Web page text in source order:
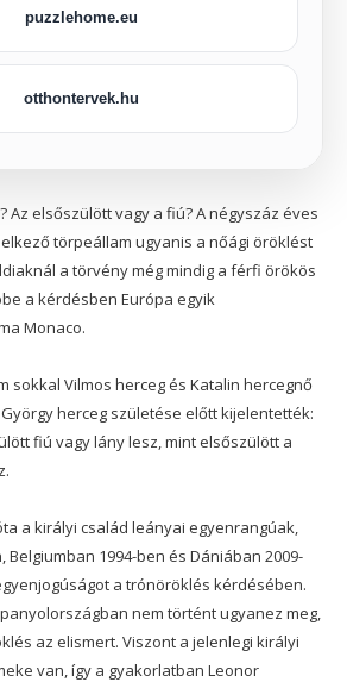
puzzlehome.eu
otthontervek.hu
Az elsőszülött vagy a fiú? A négyszáz éves
törpeállam ugyanis a nőági öröklést
a törvény még mindig a férfi örökös
a kérdésben Európa egyik
Monaco.
sokkal Vilmos herceg és Katalin hercegnő
herceg születése előtt kijelentették:
fiú vagy lány lesz, mint elsőszülött a
a királyi család leányai egyenrangúak,
Belgiumban 1994-ben és Dániában 2009-
a trónöröklés kérdésében.
nem történt ugyanez meg,
az elismert. Viszont a jelenlegi királyi
van, így a gyakorlatban Leonor